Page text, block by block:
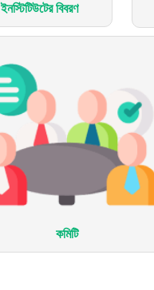
ইনস্টিটিউটের বিবরণ
কমিটি